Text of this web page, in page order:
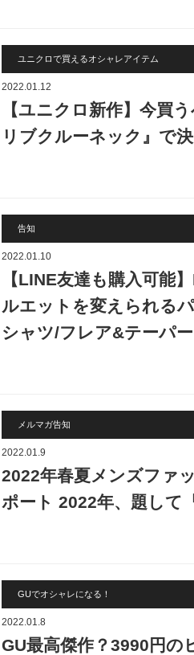
ユニクロで買えるオシャレアイテム
2022.01.12
【ユニクロ新作】今買
リブクルーネック』で決
告知
2022.01.10
【LINE友達も購入可能
ルエットを変えられる
シャツ/フレア&テーパ
メルマガ告知
2022.01.9
2022年春夏メンズファ
ポート 2022年、題して
GUでオシャレになる！
2022.01.8
GU最高傑作？3990円の